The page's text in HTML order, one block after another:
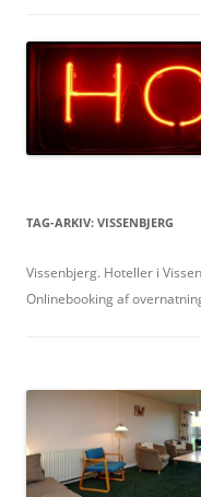
RÅDHUSPLADSEN
HOVEDBANEGÅRDEN
KØBENHAVN V.
KØBENHAVN K.
ÅRHUS
ÅLBORG
MIDTJYLLAND
SØNDERJYLLAND
ODENSE
TAG-ARKIV: VISSENBJERG
Vissenbjerg. Hoteller i
Onlinebooking af